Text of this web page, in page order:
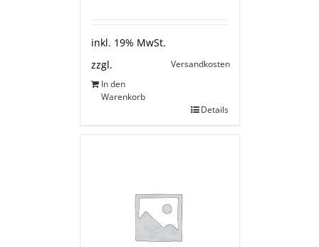
inkl. 19% MwSt.
zzgl.
Versandkosten
In den
Warenkorb
Details